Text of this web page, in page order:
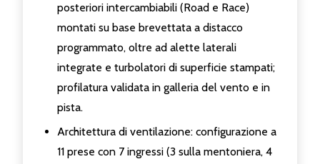
posteriori intercambiabili (Road e Race)
montati su base brevettata a distacco
programmato, oltre ad alette laterali
integrate e turbolatori di superficie stampati;
profilatura validata in galleria del vento e in
pista.
Architettura di ventilazione: configurazione a
11 prese con 7 ingressi (3 sulla mentoniera, 4